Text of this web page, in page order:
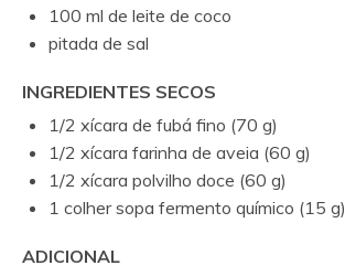
100 ml de leite de coco
pitada de sal
INGREDIENTES SECOS
1/2 xícara de fubá fino (70 g)
1/2 xícara farinha de aveia (60 g)
1/2 xícara polvilho doce (60 g)
1 colher sopa fermento químico (15 g)
ADICIONAL